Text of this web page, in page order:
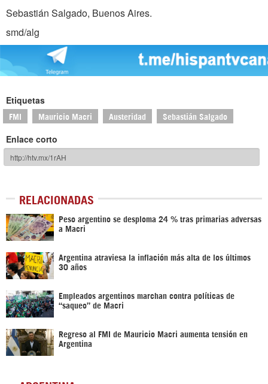
Sebastián Salgado, Buenos Aires.
smd/alg
Etiquetas
FMI Mauricio Macri Austeridad Sebastián Salgado
Enlace corto
RELACIONADAS
Peso argentino se desploma 24 % tras primarias adversas
a Macri
Argentina atraviesa la inflación más alta de los últimos
30 años
Empleados argentinos marchan contra políticas de
“saqueo” de Macri
Regreso al FMI de Mauricio Macri aumenta tensión en
Argentina